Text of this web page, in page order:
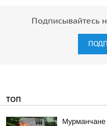
Подписывайтесь
ТОП
Мурманчане